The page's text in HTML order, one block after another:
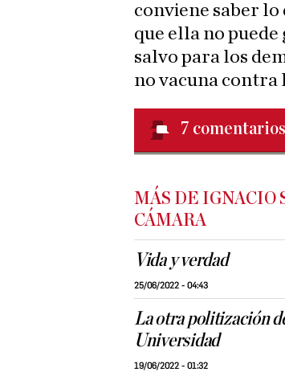
conviene saber lo
que ella no
salvo para los
no vacuna contra
7 comentarios
MÁS DE IGNACIO
CÁMARA
Vida y verdad
25/06/2022 - 04:43
La otra politización
Universidad
19/06/2022 - 01:32